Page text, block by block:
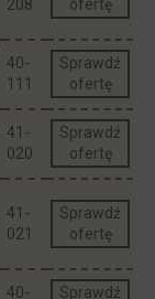
208
ofertę
40-
111
Sprawdź
ofertę
41-
020
Sprawdź
ofertę
41-
021
Sprawdź
ofertę
40-
Sprawdź